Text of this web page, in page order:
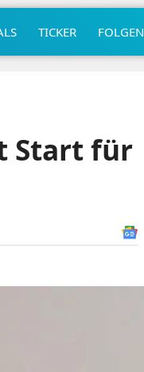
TICKER FOLGEN
Start für